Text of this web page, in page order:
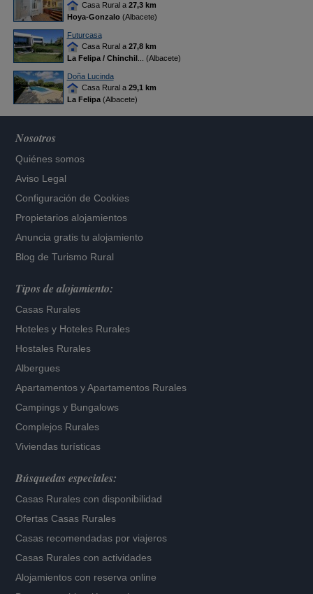
Casa Rural a 27,3 km
Hoya-Gonzalo(Albacete)
Futurcasa
Casa Rural a 27,8 km
La Felipa / Chinchil... (Albacete)
Doña Lucinda
Casa Rural a 29,1 km
La Felipa(Albacete)
Nosotros
Quiénes somos
Aviso Legal
Configuración de Cookies
Propietarios alojamientos
Anuncia gratis tu alojamiento
Blog de Turismo Rural
Tipos de alojamiento:
Casas Rurales
Hoteles y Hoteles Rurales
Hostales Rurales
Albergues
Apartamentos yApartamentos Rurales
Campings y Bungalows
Complejos Rurales
Viviendas turísticas
Búsquedas especiales:
Casas Rurales con disponibilidad
Ofertas Casas Rurales
Casas recomendadas por viajeros
Casas Rurales con actividades
Alojamientos con reserva online